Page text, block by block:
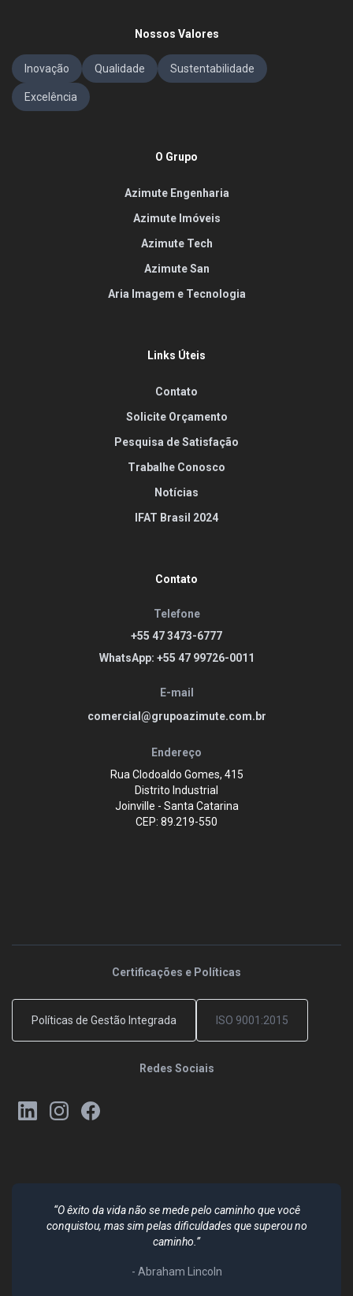
Nossos Valores
Inovação Qualidade Sustentabilidade
Excelência
O Grupo
Azimute Engenharia
Azimute Imóveis
Azimute Tech
Azimute San
Aria Imagem e Tecnologia
Links Úteis
Contato
Solicite Orçamento
Pesquisa de Satisfação
Trabalhe Conosco
Notícias
IFAT Brasil 2024
Contato
Telefone
+55 47 3473-6777
WhatsApp: +55 47 99726-0011
E-mail
comercial@grupoazimute.com.br
Endereço
Rua Clodoaldo Gomes, 415
Distrito Industrial
Joinville - Santa Catarina
CEP: 89.219-550
Certificações e Políticas
Políticas de Gestão Integrada ISO 9001:2015
Redes Sociais
“O êxito da vida não se mede pelo caminho que você
conquistou, mas sim pelas dificuldades que superou no
caminho.”
- Abraham Lincoln